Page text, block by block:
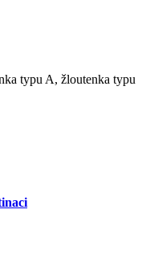
typu A, žloutenka typu